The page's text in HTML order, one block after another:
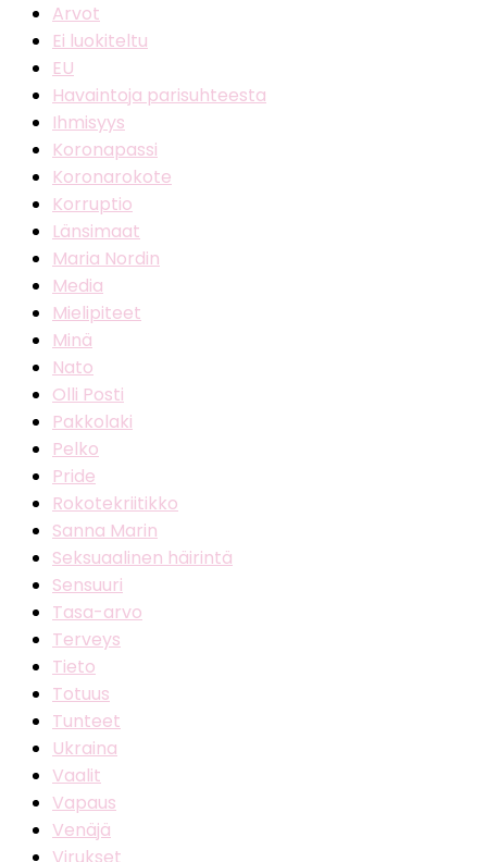
Arvot
Ei luokiteltu
EU
Havaintoja parisuhteesta
Ihmisyys
Koronapassi
Koronarokote
Korruptio
Länsimaat
Maria Nordin
Media
Mielipiteet
Minä
Nato
Olli Posti
Pakkolaki
Pelko
Pride
Rokotekriitikko
Sanna Marin
Seksuaalinen häirintä
Sensuuri
Tasa-arvo
Terveys
Tieto
Totuus
Tunteet
Ukraina
Vaalit
Vapaus
Venäjä